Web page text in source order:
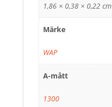
1,86 × 0,38 × 0,22 cm
Märke
WAP
A-mått
1300